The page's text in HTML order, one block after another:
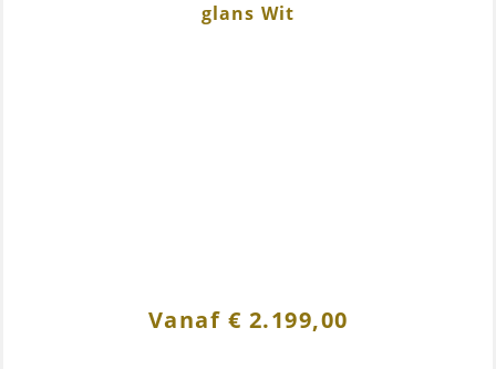
glans Wit
Vanaf € 2.199,00